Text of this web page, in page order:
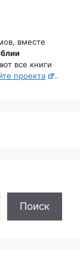
вместе
все книги
проекта .
Поиск